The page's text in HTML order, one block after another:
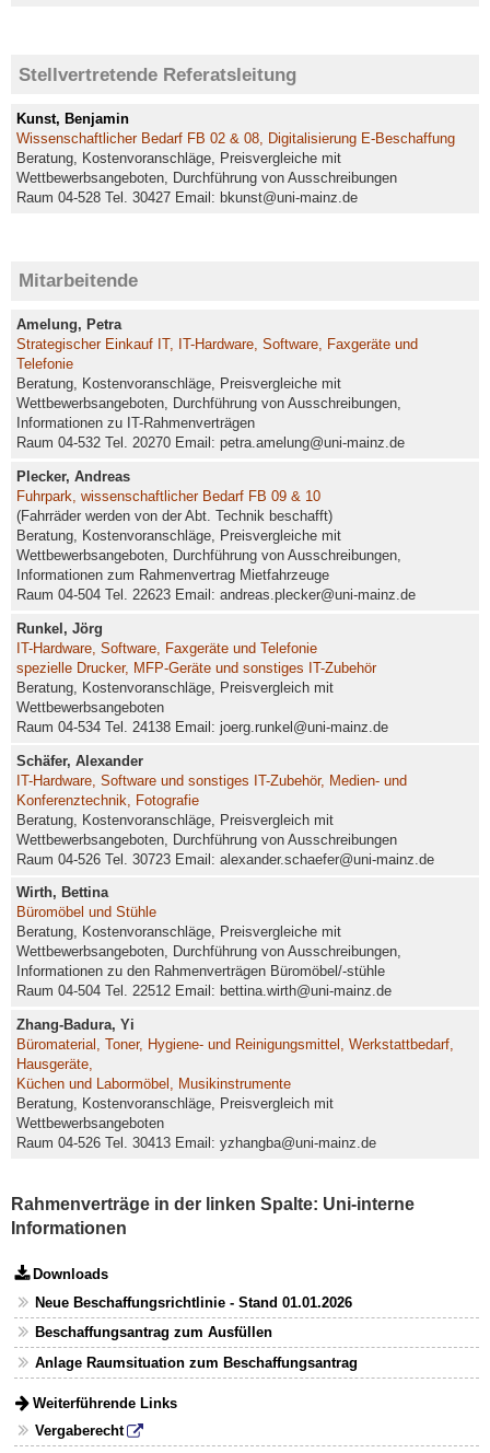
Stellvertretende Referatsleitung
Kunst, Benjamin
Wissenschaftlicher Bedarf FB 02 & 08, Digitalisierung E-Beschaffung
Beratung, Kostenvoranschläge, Preisvergleiche mit
Wettbewerbsangeboten, Durchführung von Ausschreibungen
Raum 04-528 Tel. 30427 Email: bkunst@uni-mainz.de
Mitarbeitende
Amelung, Petra
Strategischer Einkauf IT, IT-Hardware, Software, Faxgeräte und
Telefonie
Beratung, Kostenvoranschläge, Preisvergleiche mit
Wettbewerbsangeboten, Durchführung von Ausschreibungen,
Informationen zu IT-Rahmenverträgen
Raum 04-532 Tel. 20270 Email: petra.amelung@uni-mainz.de
Plecker, Andreas
Fuhrpark, wissenschaftlicher Bedarf FB 09 & 10
(Fahrräder werden von der Abt. Technik beschafft)
Beratung, Kostenvoranschläge, Preisvergleiche mit
Wettbewerbsangeboten, Durchführung von Ausschreibungen,
Informationen zum Rahmenvertrag Mietfahrzeuge
Raum 04-504 Tel. 22623 Email: andreas.plecker@uni-mainz.de
Runkel, Jörg
IT-Hardware, Software, Faxgeräte und Telefonie
spezielle Drucker, MFP-Geräte und sonstiges IT-Zubehör
Beratung, Kostenvoranschläge, Preisvergleich mit
Wettbewerbsangeboten
Raum 04-534 Tel. 24138 Email: joerg.runkel@uni-mainz.de
Schäfer, Alexander
IT-Hardware, Software und sonstiges IT-Zubehör, Medien- und
Konferenztechnik, Fotografie
Beratung, Kostenvoranschläge, Preisvergleich mit
Wettbewerbsangeboten, Durchführung von Ausschreibungen
Raum 04-526 Tel. 30723 Email: alexander.schaefer@uni-mainz.de
Wirth, Bettina
Büromöbel und Stühle
Beratung, Kostenvoranschläge, Preisvergleiche mit
Wettbewerbsangeboten, Durchführung von Ausschreibungen,
Informationen zu den Rahmenverträgen Büromöbel/-stühle
Raum 04-504 Tel. 22512 Email: bettina.wirth@uni-mainz.de
Zhang-Badura, Yi
Büromaterial, Toner, Hygiene- und Reinigungsmittel, Werkstattbedarf,
Hausgeräte,
Küchen und Labormöbel, Musikinstrumente
Beratung, Kostenvoranschläge, Preisvergleich mit
Wettbewerbsangeboten
Raum 04-526 Tel. 30413 Email: yzhangba@uni-mainz.de
Rahmenverträge in der linken Spalte: Uni-interne
Informationen
Downloads
Neue Beschaffungsrichtlinie - Stand 01.01.2026
Beschaffungsantrag zum Ausfüllen
Anlage Raumsituation zum Beschaffungsantrag
Weiterführende Links
Vergaberecht